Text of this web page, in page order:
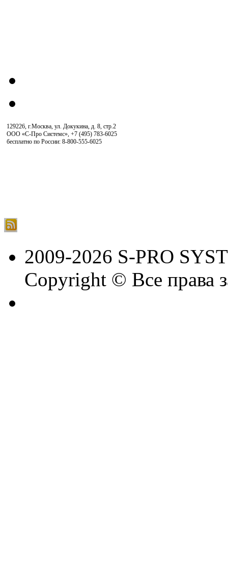
129226, г.Москва, ул. Докукина, д. 8, стр.2
ООО «С-Про Системс», +7 (495) 783-6025
бесплатно по России: 8-800-555-6025
2009-2026 S-PRO
Copyright © Все права